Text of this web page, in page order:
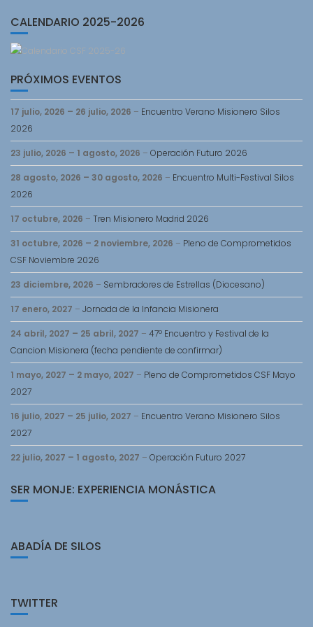
CALENDARIO 2025-2026
PRÓXIMOS EVENTOS
17 julio, 2026 – 26 julio, 2026 – Encuentro Verano Misionero Silos
2026
23 julio, 2026 – 1 agosto, 2026 – Operación Futuro 2026
28 agosto, 2026 – 30 agosto, 2026 – Encuentro Multi-Festival Silos
2026
17 octubre, 2026 – Tren Misionero Madrid 2026
31 octubre, 2026 – 2 noviembre, 2026 – Pleno de Comprometidos
CSF Noviembre 2026
23 diciembre, 2026 – Sembradores de Estrellas (Diocesano)
17 enero, 2027 – Jornada de la Infancia Misionera
24 abril, 2027 – 25 abril, 2027 – 47º Encuentro y Festival de la
Cancion Misionera (fecha pendiente de confirmar)
1 mayo, 2027 – 2 mayo, 2027 – Pleno de Comprometidos CSF Mayo
2027
16 julio, 2027 – 25 julio, 2027 – Encuentro Verano Misionero Silos
2027
22 julio, 2027 – 1 agosto, 2027 – Operación Futuro 2027
SER MONJE: EXPERIENCIA MONÁSTICA
ABADÍA DE SILOS
TWITTER